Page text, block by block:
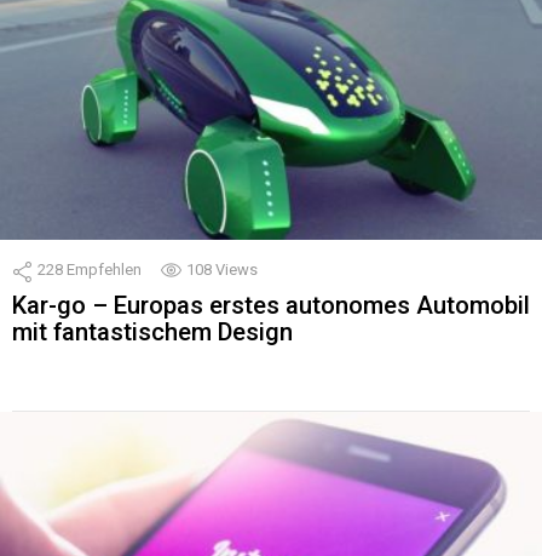
228 Empfehlen 108 Views
Kar-go – Europas erstes autonomes Automobil
mit fantastischem Design